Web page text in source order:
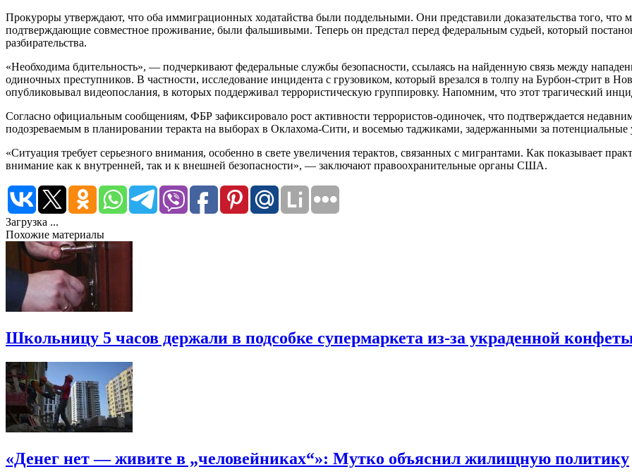
Прокуроры утверждают, что оба иммиграционных ходатайства были поддельными. Они представили доказательства того,
подтверждающие совместное проживание, были фальшивыми. Теперь он предстал перед федеральным судьей, который
разбирательства.
«Необходима бдительность», — подчеркивают федеральные службы безопасности, ссылаясь на найденную связь между
одиночных преступников. В частности, исследование инцидента с грузовиком, который врезался в толпу на Бурбон-стрит в
опубликовывал видеопослания, в которых поддерживал террористическую группировку. Напомним, что этот трагический
Согласно официальным сообщениям, ФБР зафиксировало рост активности террористов-одиночек, что подтверждается
подозреваемым в планировании теракта на выборах в Оклахома-Сити, и восемью таджиками, задержанными за
«Ситуация требует серьезного внимания, особенно в свете увеличения терактов, связанных с мигрантами. Как показывает
внимание как к внутренней, так и к внешней безопасности», — заключают правоохранительные органы США.
Загрузка ...
Похожие материалы
Школьницу 5 часов держали в подсобке супермаркета из-за украденной
«Денег нет — живите в „человейниках“»: Мутко объяснил жилищную политику